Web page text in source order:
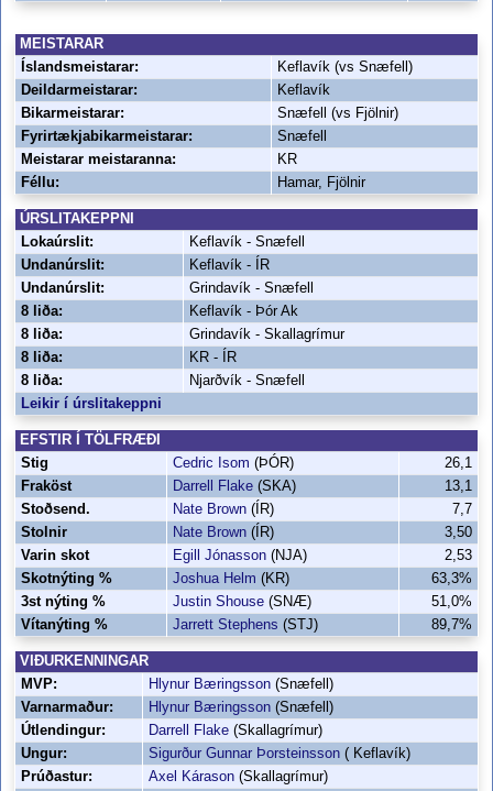
MEISTARAR
Íslandsmeistarar:
Keflavík (vs Snæfell)
Deildarmeistarar:
Keflavík
Bikarmeistarar:
Snæfell (vs Fjölnir)
Fyrirtækjabikarmeistarar:
Snæfell
Meistarar meistaranna:
KR
Féllu:
Hamar, Fjölnir
ÚRSLITAKEPPNI
Lokaúrslit:
Keflavík - Snæfell
Undanúrslit:
Keflavík - ÍR
Undanúrslit:
Grindavík - Snæfell
8 liða:
Keflavík - Þór Ak
8 liða:
Grindavík - Skallagrímur
8 liða:
KR - ÍR
8 liða:
Njarðvík - Snæfell
Leikir í úrslitakeppni
EFSTIR Í TÖLFRÆÐI
Stig
Cedric Isom (ÞÓR)
26,1
Fraköst
Darrell Flake (SKA)
13,1
Stoðsend.
Nate Brown (ÍR)
7,7
Stolnir
Nate Brown (ÍR)
3,50
Varin skot
Egill Jónasson (NJA)
2,53
Skotnýting %
Joshua Helm (KR)
63,3%
3st nýting %
Justin Shouse (SNÆ)
51,0%
Vítanýting %
Jarrett Stephens (STJ) 89,7%
VIÐURKENNINGAR
MVP:
Hlynur Bæringsson (Snæfell)
Varnarmaður:
Hlynur Bæringsson (Snæfell)
Útlendingur:
Darrell Flake (Skallagrímur)
Ungur:
Sigurður Gunnar Þorsteinsson ( Keflavík)
Prúðastur:
Axel Kárason (Skallagrímur)